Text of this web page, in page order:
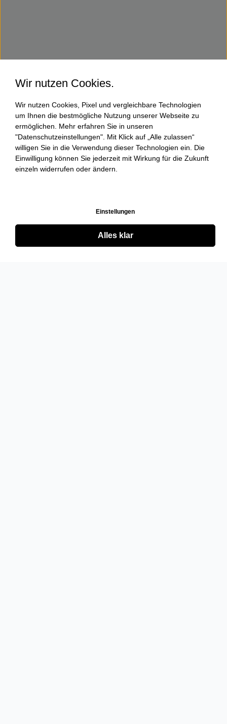
Wir nutzen Cookies.
Wir nutzen Cookies, Pixel und vergleichbare Technologien
um Ihnen die bestmögliche Nutzung unserer Webseite zu
ermöglichen. Mehr erfahren Sie in unseren
"Datenschutzeinstellungen". Mit Klick auf „Alle zulassen“
willigen Sie in die Verwendung dieser Technologien ein. Die
Einwilligung können Sie jederzeit mit Wirkung für die Zukunft
einzeln widerrufen oder ändern.
Einstellungen
Alles klar